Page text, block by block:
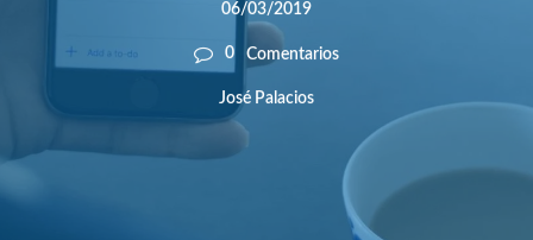
06/03/2019
0 Comentarios
José Palacios